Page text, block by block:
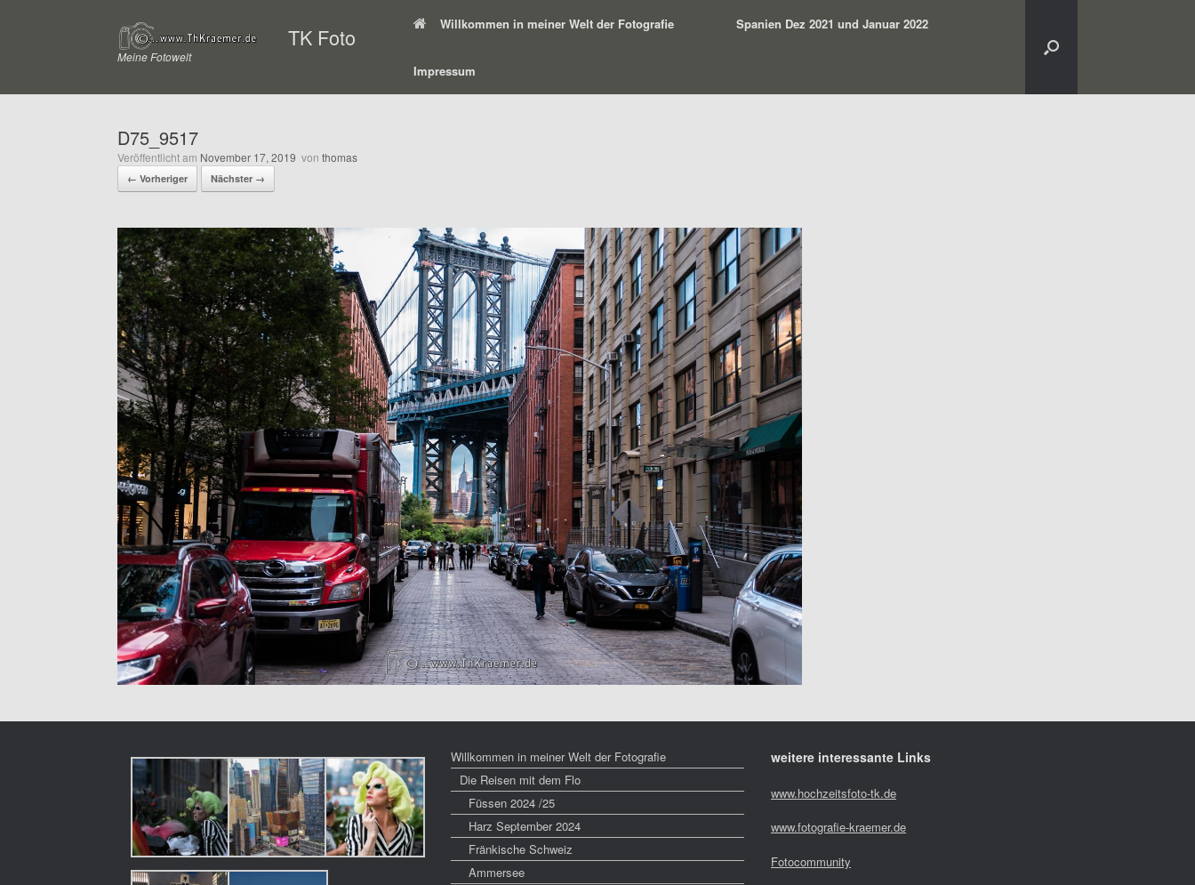
TK Foto
Meine Fotowelt
Willkommen in meiner Welt der Fotografie Spanien Dez 2021 und Januar 2022
Impressum
D75_9517
Veröffentlicht am November 17, 2019 von thomas
← Vorheriger Nächster →
Willkommen in meiner Welt der Fotografie
Die Reisen mit dem Flo
Füssen 2024 /25
Harz September 2024
Fränkische Schweiz
Ammersee
weitere interessante Links
www.hochzeitsfoto-tk.de
www.fotografie-kraemer.de
Fotocommunity